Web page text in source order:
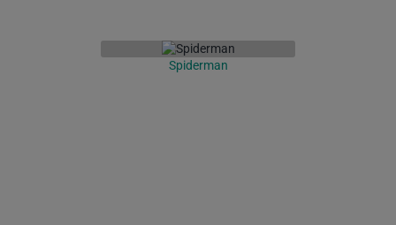
Spiderman